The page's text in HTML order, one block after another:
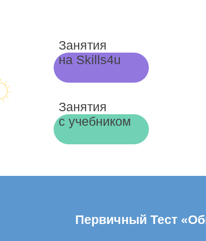
Занятия
на Skills4u
Занятия
с учебником
Первичный Тест